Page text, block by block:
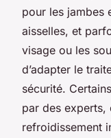
pour les jambes
aisselles, et
visage ou les
d’adapter le
sécurité.
par des
refroidissement